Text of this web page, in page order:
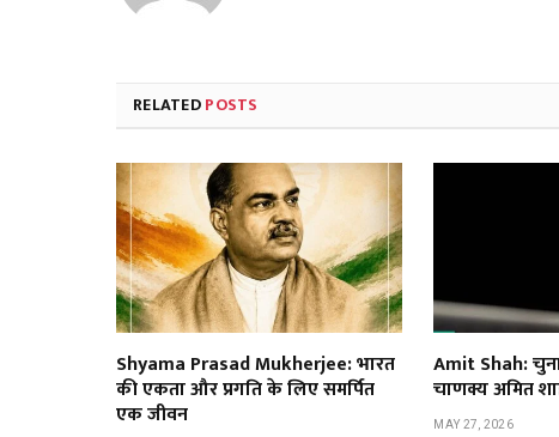
RELATEDPOSTS
Shyama Prasad Mukherjee: भारत
की एकता और प्रगति के लिए समर्पित
एक जीवन
Amit Shah:
चाणक्य अमित
MAY 27, 2026